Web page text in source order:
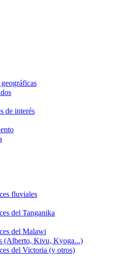
de interés
fluviales
del Tanganika
del Malawi
Kivu, Kyoga...)
del Victoria (y otros)